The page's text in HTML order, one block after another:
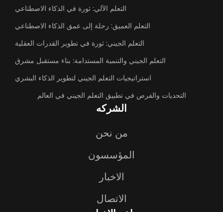
التعلم الآلي: ثورة في الذكاء الاصطناعي
التعلم العميق: رحلة إلى عمق الذكاء الاصطناعي
التعلم الجيني: ثورة في تطوير القدرات العقلية
التعلم الجيني والتنمية المستدامة: بناء مستقبل مشرق
استراتيجيات التعلم الجيني لتطوير الذكاء البشري
التحديات والفرص في تطبيق التعلم الجيني في العالم
الشركه
من نحن
المؤسسون
الاخبار
الاتصال